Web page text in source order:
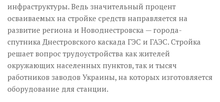
инфраструктуры. Ведь значительный процент
осваиваемых на стройке средств направляется на
развитие региона и Новоднестровска — города-
спутника Днестровского каскада ГЭС и ГАЭС. Стройка
решает вопрос трудоустройства как жителей
окружающих населенных пунктов, так и тысяч
работников заводов Украины, на которых изготовляется
оборудование для станции.